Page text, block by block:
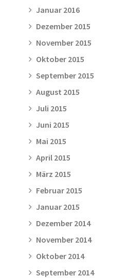
Januar 2016
Dezember 2015
November 2015
Oktober 2015
September 2015
August 2015
Juli 2015
Juni 2015
Mai 2015
April 2015
März 2015
Februar 2015
Januar 2015
Dezember 2014
November 2014
Oktober 2014
September 2014